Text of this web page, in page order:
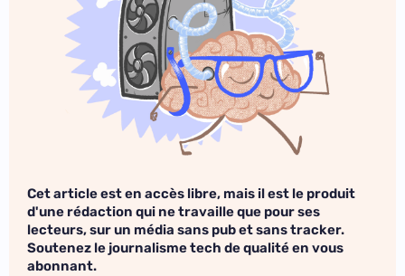
Cet article est en accès libre, mais il est le produit
d'une rédaction qui ne travaille que pour ses
lecteurs, sur un média sans pub et sans tracker.
Soutenez le journalisme tech de qualité en vous
abonnant.